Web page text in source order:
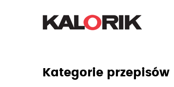
Kategorie przepisów